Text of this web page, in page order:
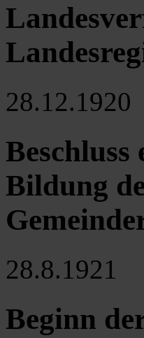
28.12.1920
Beschluss
Bildung
28.8.1921
Beginn